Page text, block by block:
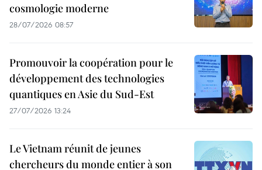
cosmologie moderne
28/07/2026 08:57
Promouvoir la coopération pour le
développement des technologies
quantiques en Asie du Sud-Est
27/07/2026 13:24
Le Vietnam réunit de jeunes
chercheurs du monde entier à son